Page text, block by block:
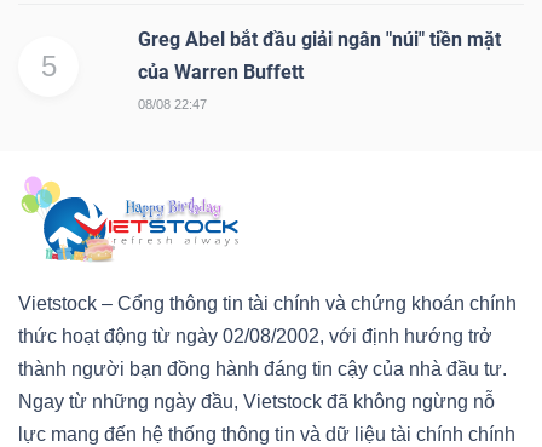
5
Greg Abel bắt đầu giải ngân "núi" tiền mặt
của Warren Buffett
08/08 22:47
Vietstock – Cổng thông tin tài chính và chứng khoán chính
thức hoạt động từ ngày 02/08/2002, với định hướng trở
thành người bạn đồng hành đáng tin cậy của nhà đầu tư.
Ngay từ những ngày đầu, Vietstock đã không ngừng nỗ
lực mang đến hệ thống thông tin và dữ liệu tài chính chính